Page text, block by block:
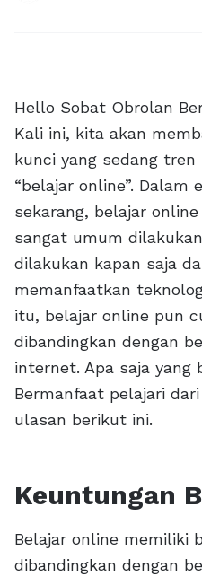
Hello Sobat Obrolan
Kali ini, kita akan
kunci yang sedang
“belajar online”. Dalam
sekarang, belajar
sangat umum
dilakukan kapan saja
memanfaatkan
itu, belajar online pun
dibandingkan dengan
internet. Apa saja yang
Bermanfaat pelajari
ulasan berikut ini.
Keuntungan
Belajar online memiliki
dibandingkan dengan